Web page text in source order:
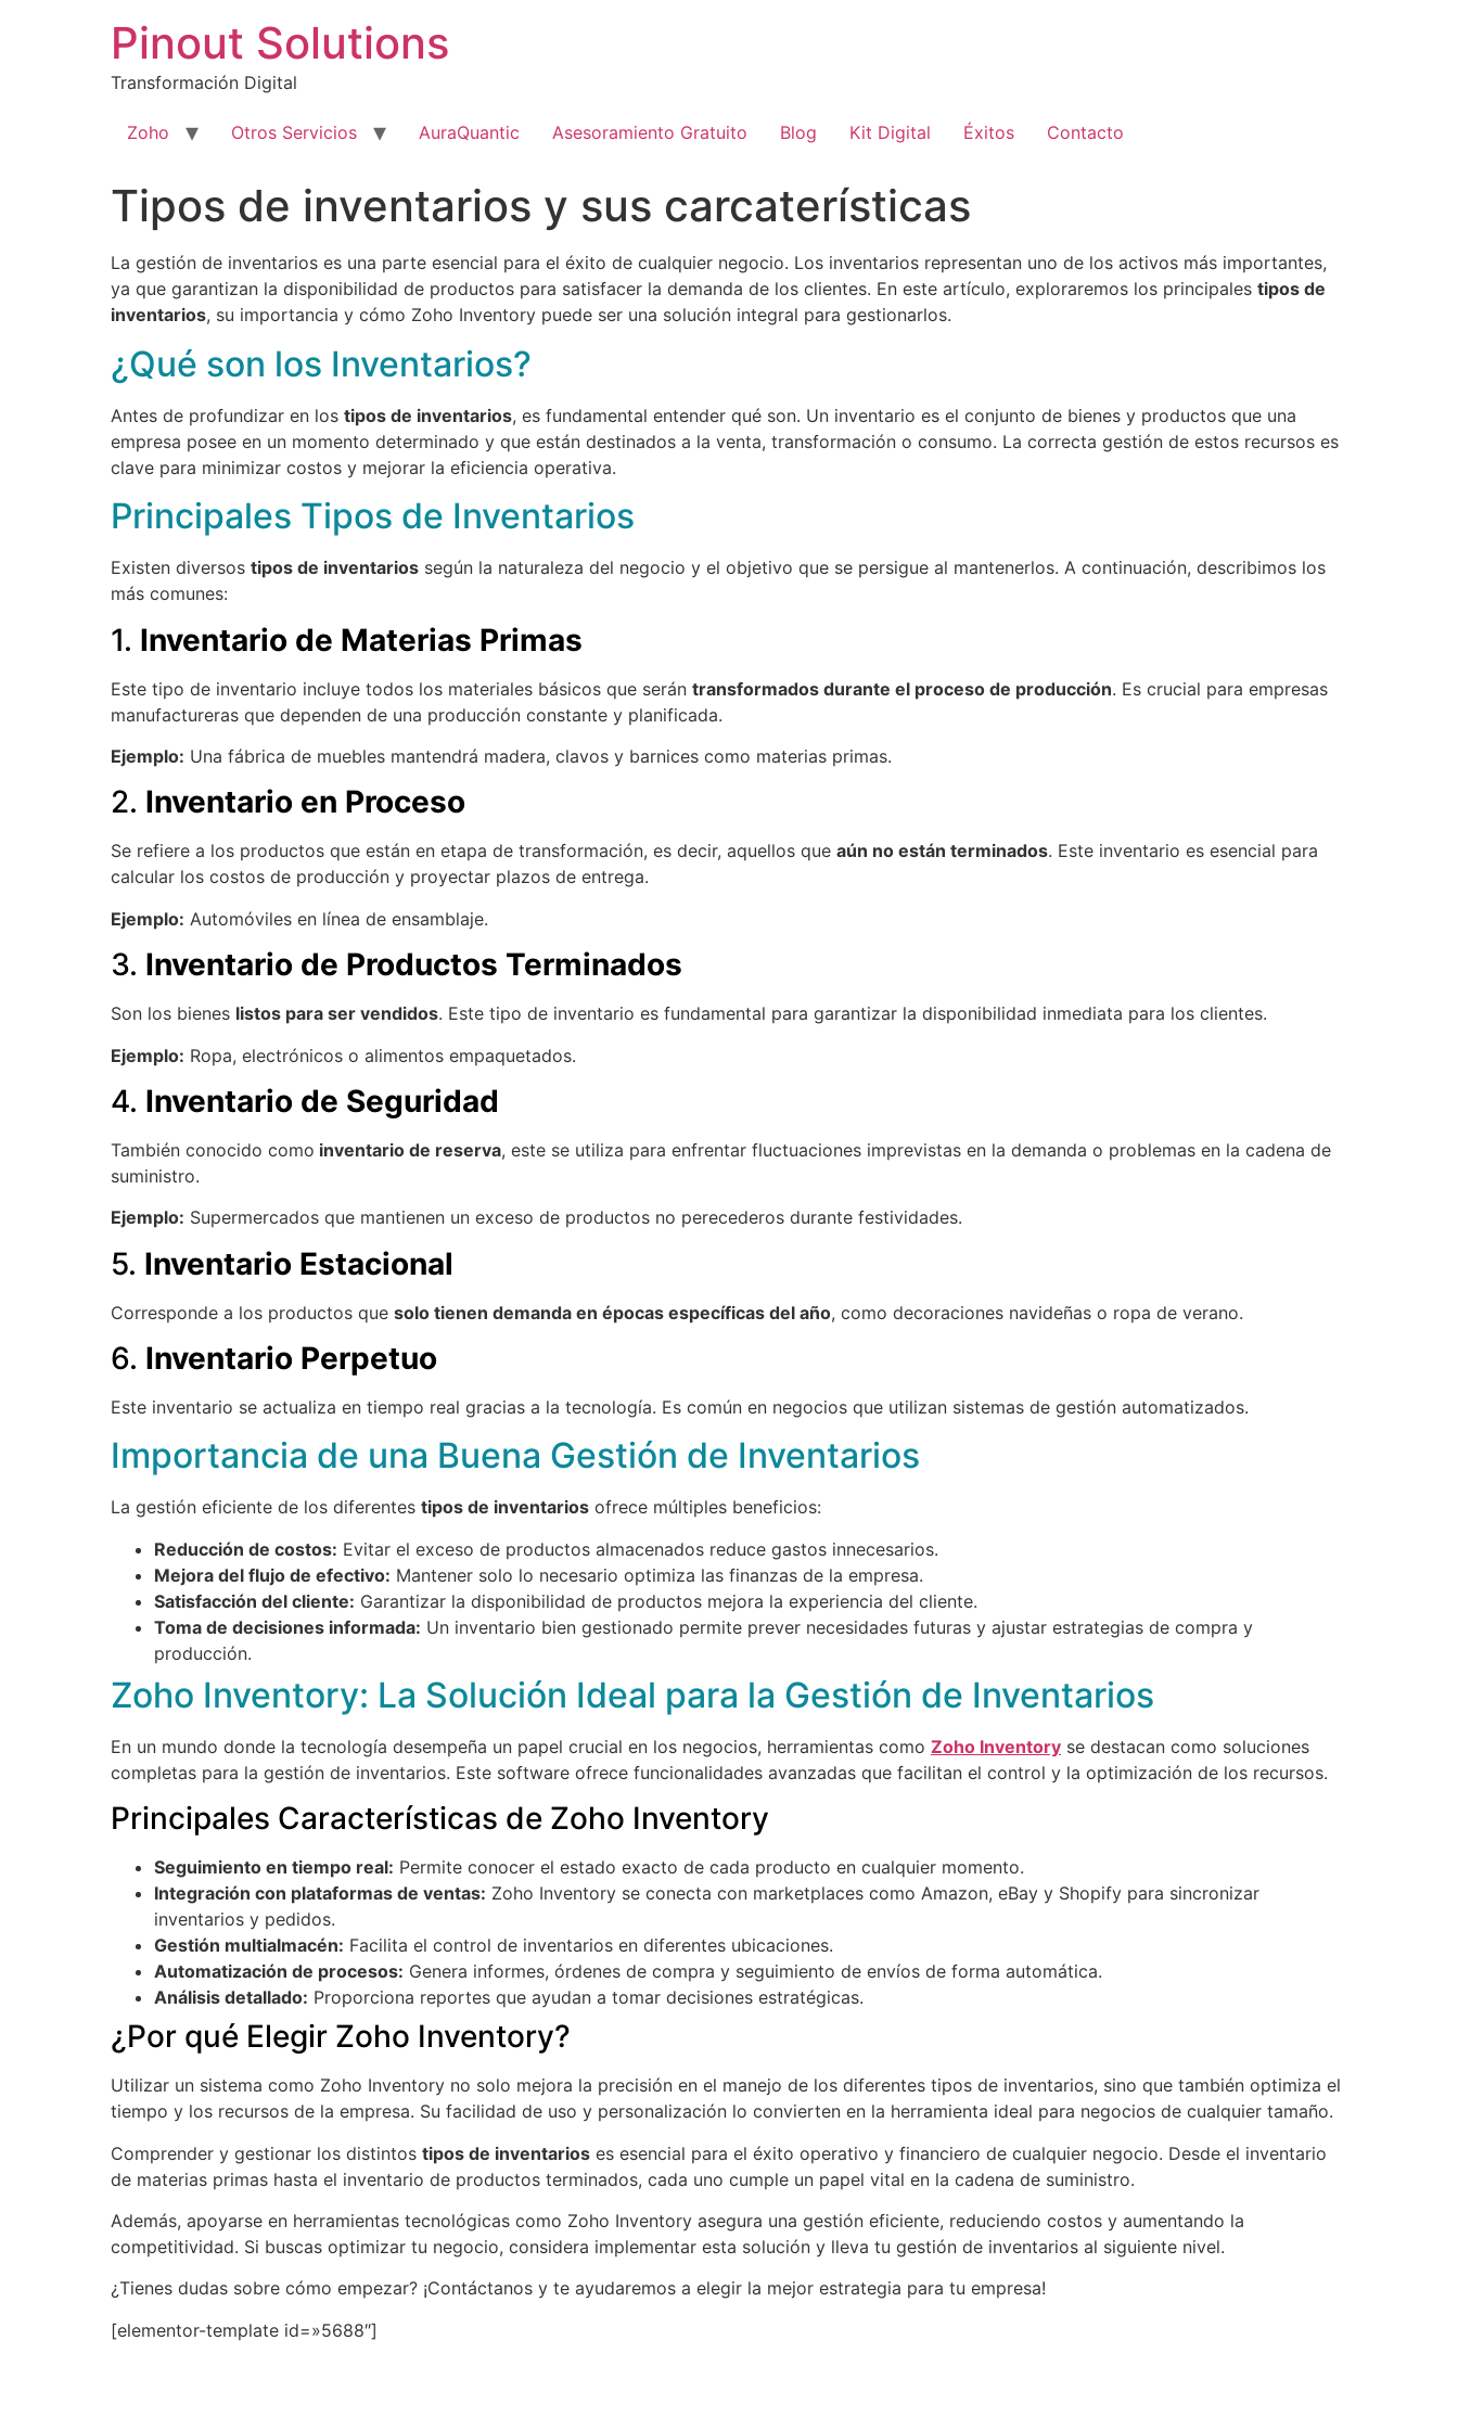
Pinout Solutions
Transformación Digital
Zoho Otros Servicios AuraQuantic Asesoramiento Gratuito Blog Kit Digital Éxitos Contacto
Tipos de inventarios y sus carcaterísticas
La gestión de inventarios es una parte esencial para el éxito de cualquier negocio. Los inventarios representan uno de los activos más importantes,
ya que garantizan la disponibilidad de productos para satisfacer la demanda de los clientes. En este artículo, exploraremos los principales tipos de
inventarios, su importancia y cómo Zoho Inventory puede ser una solución integral para gestionarlos.
¿Qué son los Inventarios?
Antes de profundizar en los tipos de inventarios, es fundamental entender qué son. Un inventario es el conjunto de bienes y productos que una
empresa posee en un momento determinado y que están destinados a la venta, transformación o consumo. La correcta gestión de estos recursos es
clave para minimizar costos y mejorar la eficiencia operativa.
Principales Tipos de Inventarios
Existen diversos tipos de inventarios según la naturaleza del negocio y el objetivo que se persigue al mantenerlos. A continuación, describimos los
más comunes:
1. Inventario de Materias Primas
Este tipo de inventario incluye todos los materiales básicos que serán transformados durante el proceso de producción. Es crucial para empresas
manufactureras que dependen de una producción constante y planificada.
Ejemplo: Una fábrica de muebles mantendrá madera, clavos y barnices como materias primas.
2. Inventario en Proceso
Se refiere a los productos que están en etapa de transformación, es decir, aquellos que aún no están terminados. Este inventario es esencial para
calcular los costos de producción y proyectar plazos de entrega.
Ejemplo: Automóviles en línea de ensamblaje.
3. Inventario de Productos Terminados
Son los bienes listos para ser vendidos. Este tipo de inventario es fundamental para garantizar la disponibilidad inmediata para los clientes.
Ejemplo: Ropa, electrónicos o alimentos empaquetados.
4. Inventario de Seguridad
También conocido como inventario de reserva, este se utiliza para enfrentar fluctuaciones imprevistas en la demanda o problemas en la cadena de
suministro.
Ejemplo: Supermercados que mantienen un exceso de productos no perecederos durante festividades.
5. Inventario Estacional
Corresponde a los productos que solo tienen demanda en épocas específicas del año, como decoraciones navideñas o ropa de verano.
6. Inventario Perpetuo
Este inventario se actualiza en tiempo real gracias a la tecnología. Es común en negocios que utilizan sistemas de gestión automatizados.
Importancia de una Buena Gestión de Inventarios
La gestión eficiente de los diferentes tipos de inventarios ofrece múltiples beneficios:
Reducción de costos: Evitar el exceso de productos almacenados reduce gastos innecesarios.
Mejora del flujo de efectivo: Mantener solo lo necesario optimiza las finanzas de la empresa.
Satisfacción del cliente: Garantizar la disponibilidad de productos mejora la experiencia del cliente.
Toma de decisiones informada: Un inventario bien gestionado permite prever necesidades futuras y ajustar estrategias de compra y
producción.
Zoho Inventory: La Solución Ideal para la Gestión de Inventarios
En un mundo donde la tecnología desempeña un papel crucial en los negocios, herramientas como Zoho Inventory se destacan como soluciones
completas para la gestión de inventarios. Este software ofrece funcionalidades avanzadas que facilitan el control y la optimización de los recursos.
Principales Características de Zoho Inventory
Seguimiento en tiempo real: Permite conocer el estado exacto de cada producto en cualquier momento.
Integración con plataformas de ventas: Zoho Inventory se conecta con marketplaces como Amazon, eBay y Shopify para sincronizar
inventarios y pedidos.
Gestión multialmacén: Facilita el control de inventarios en diferentes ubicaciones.
Automatización de procesos: Genera informes, órdenes de compra y seguimiento de envíos de forma automática.
Análisis detallado: Proporciona reportes que ayudan a tomar decisiones estratégicas.
¿Por qué Elegir Zoho Inventory?
Utilizar un sistema como Zoho Inventory no solo mejora la precisión en el manejo de los diferentes tipos de inventarios, sino que también optimiza el
tiempo y los recursos de la empresa. Su facilidad de uso y personalización lo convierten en la herramienta ideal para negocios de cualquier tamaño.
Comprender y gestionar los distintos tipos de inventarios es esencial para el éxito operativo y financiero de cualquier negocio. Desde el inventario
de materias primas hasta el inventario de productos terminados, cada uno cumple un papel vital en la cadena de suministro.
Además, apoyarse en herramientas tecnológicas como Zoho Inventory asegura una gestión eficiente, reduciendo costos y aumentando la
competitividad. Si buscas optimizar tu negocio, considera implementar esta solución y lleva tu gestión de inventarios al siguiente nivel.
¿Tienes dudas sobre cómo empezar? ¡Contáctanos y te ayudaremos a elegir la mejor estrategia para tu empresa!
[elementor-template id=»5688″]